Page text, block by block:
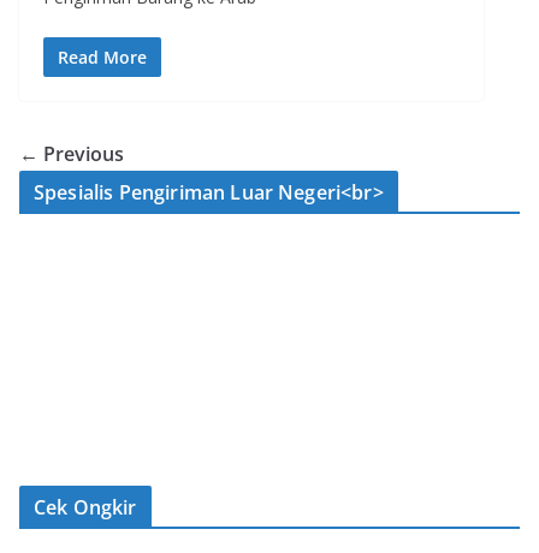
Read More
← Previous
Spesialis Pengiriman Luar Negeri<br>
Cek Ongkir